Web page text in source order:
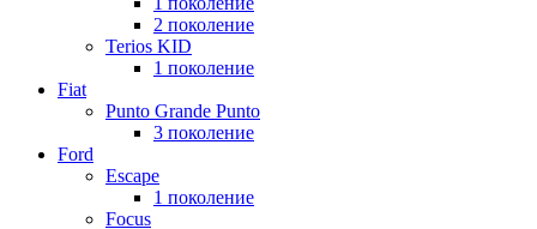
2 поколение
Terios KID
1 поколение
Fiat
Punto Grande Punto
3 поколение
Ford
Escape
1 поколение
Focus